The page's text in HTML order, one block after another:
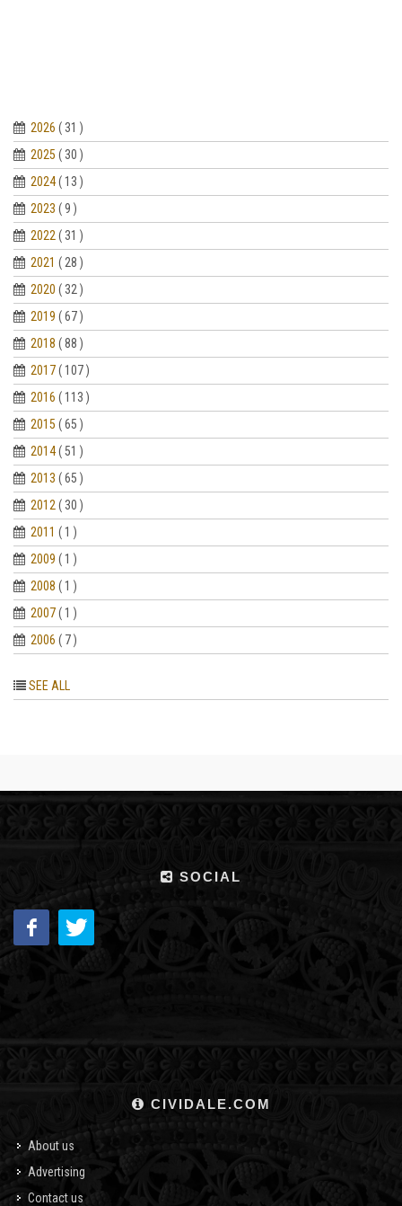
2026 ( 31 )
2025 ( 30 )
2024( 13 )
2023 ( 9 )
2022 ( 31 )
2021 ( 28 )
2020 ( 32 )
2019 ( 67 )
2018 ( 88 )
2017( 107 )
2016 ( 113 )
2015 ( 65 )
2014( 51 )
2013 ( 65 )
2012 ( 30 )
2011 ( 1 )
2009 ( 1 )
2008 ( 1 )
2007( 1 )
2006 ( 7 )
SEE ALL
SOCIAL
CIVIDALE.COM
About us
Advertising
Contact us